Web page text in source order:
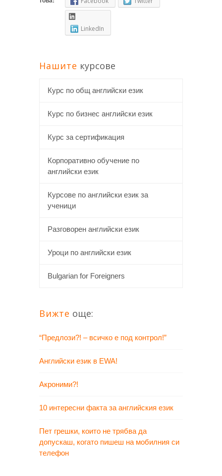
LinkedIn
Нашите курсове
Курс по общ английски език
Курс по бизнес английски език
Курс за сертификация
Корпоративно обучение по
английски език
Курсове по английски език за
ученици
Разговорен английски език
Уроци по английски език
Bulgarian for Foreigners
Вижте още:
“Предлози?! – всичко е под контрол!”
Английски език в EWA!
Акроними?!
10 интересни факта за английския език
Пет грешки, които не трябва да
допускаш, когато пишеш на мобилния си
телефон